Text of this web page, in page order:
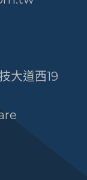
大道西19